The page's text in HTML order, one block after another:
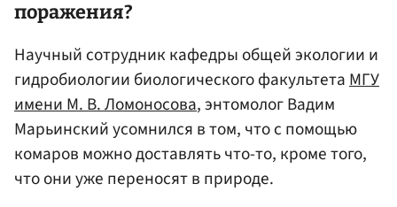
поражения?
Научный сотрудник кафедры общей экологии и
гидробиологии биологического факультетаМГУ
имени М. В. Ломоносова, энтомолог Вадим
Марьинский усомнился в том, что с помощью
комаров можно доставлять что-то, кроме того,
что они уже переносят в природе.